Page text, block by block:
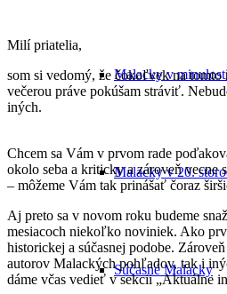
Malacky v
Malacky v 20.
Súčasné Malacky
Milí priatelia,
som si vedomý, že čokoľvek na tomto
večerou práve pokúšam stráviť.
iných.
Chcem sa Vám v prvom rade
okolo seba a kriticky a zároveň
– môžeme Vám tak prinášať čoraz
Aj preto sa v novom roku budeme
mesiacoch niekoľko noviniek. Ako
historickej a súčasnej podobe.
autorov Malackých pohľadov, tak i
dáme včas vedieť v sekcii „Aktuálne